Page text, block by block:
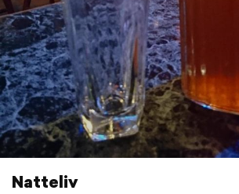
Natteliv